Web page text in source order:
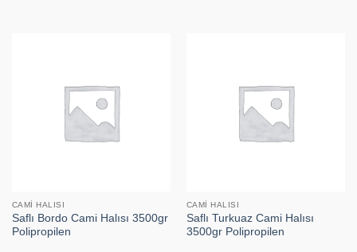
CAMI HALISI
Saflı Bordo Cami Halısı 3500gr
Polipropilen
CAMI HALISI
Saflı Turkuaz Cami Halısı
3500gr Polipropilen